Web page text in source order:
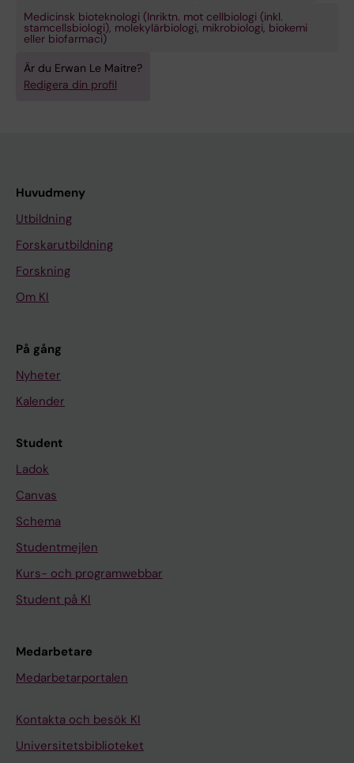
Medicinsk bioteknologi (Inriktn. mot cellbiologi (inkl.
stamcellsbiologi), molekylärbiologi, mikrobiologi, biokemi
eller biofarmaci)
Är du Erwan Le Maitre?
Redigera din profil
Huvudmeny
Utbildning
Forskarutbildning
Forskning
Om KI
På gång
Nyheter
Kalender
Student
Ladok
Canvas
Schema
Studentmejlen
Kurs- och programwebbar
Student på KI
Medarbetare
Medarbetarportalen
Kontakta och besök KI
Universitetsbiblioteket